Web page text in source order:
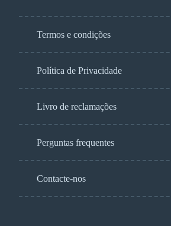
Termos e condições
Política de Privacidade
Livro de reclamações
Perguntas frequentes
Contacte-nos